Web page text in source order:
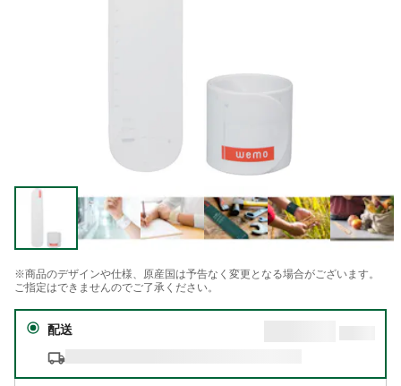
※商品のデザインや仕様、原産国は予告なく変更となる場合がございます。
ご指定はできませんのでご了承ください。
配送